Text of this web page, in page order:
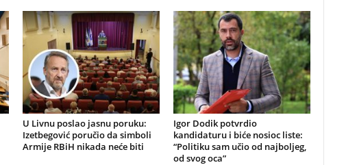
U Livnu poslao jasnu poruku:
Izetbegović poručio da simboli
Armije RBiH nikada neće biti
Igor Dodik potvrdio
kandidaturu i biće nosioc liste:
“Politiku sam učio od najboljeg,
od svog oca”